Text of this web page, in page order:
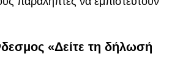
«Δείτε τη δήλωσή